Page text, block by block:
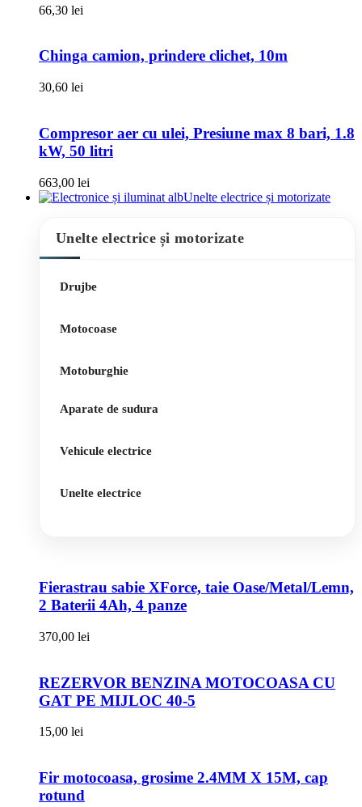
66,30 lei
Chinga camion, prindere clichet, 10m
30,60 lei
Compresor aer cu ulei, Presiune max 8 bari, 1.8
kW, 50 litri
663,00 lei
Unelte electrice și motorizate
Unelte electrice și motorizate
Drujbe
Motocoase
Motoburghie
Aparate de sudura
Vehicule electrice
Unelte electrice
Fierastrau sabie XForce, taie Oase/Metal/Lemn,
2 Baterii 4Ah, 4 panze
370,00 lei
REZERVOR BENZINA MOTOCOASA CU
GAT PE MIJLOC 40-5
15,00 lei
Fir motocoasa, grosime 2.4MM X 15M, cap
rotund